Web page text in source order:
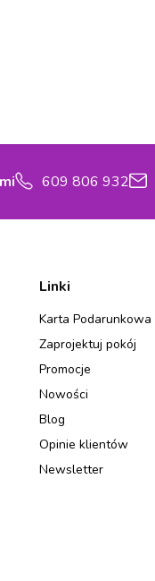
609 806 932
Linki
Karta Podarunkowa
Zaprojektuj pokój
Promocje
Nowości
Blog
Opinie klientów
Newsletter